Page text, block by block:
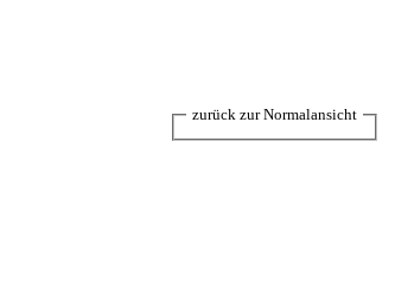
zurück zur Normalansicht